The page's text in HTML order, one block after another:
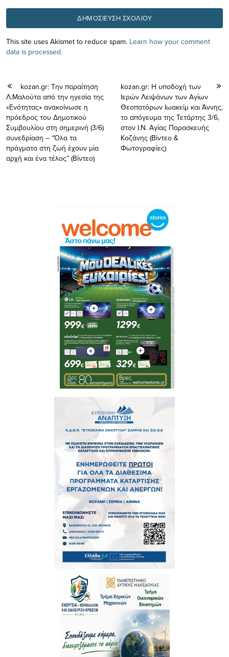
This site uses Akismet to reduce spam. Learn how your comment
data is processed.
kozan.gr: Την παραίτηση
Λ.Μαλούτα από την ηγεσία της
«Ενότητας» ανακοίνωσε η
πρόεδρος του Δημοτικού
Συμβουλίου στη σημερινή (3/6)
συνεδρίαση – “Όλα τα
πράγματα στη ζωή έχουν μία
αρχή και ένα τέλος” (Βίντεο)
kozan.gr: Η υποδοχή των
Ιερών Λειψάνων των Αγίων
Θεοπατόρων Ιωακείμ και Άννης,
το απόγευμα της Τετάρτης 3/6,
στον Ι.Ν. Αγίας Παρασκευής
Κοζάνης (Βίντεο &
Φωτογραφίες)